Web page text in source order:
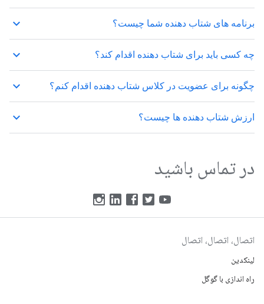
keyboard_arrow_up برنامه های شتاب دهنده شما چیست؟
keyboard_arrow_up چه کسی باید برای شتاب دهنده اقدام کند؟
keyboard_arrow_up چگونه برای عضویت در کلاس شتاب دهنده اقدام کنم؟
keyboard_arrow_up ارزش شتاب دهنده ها چیست؟
در تماس باشید
اتصال، اتصال، اتصال
لینکدین
راه اندازی با گوگل